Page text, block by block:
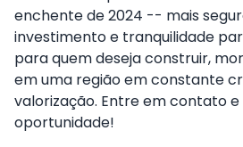
enchente de 2024 -- mais
investimento e tranquilidade
para quem deseja construir,
em uma região em constante
valorização. Entre em contato
oportunidade!